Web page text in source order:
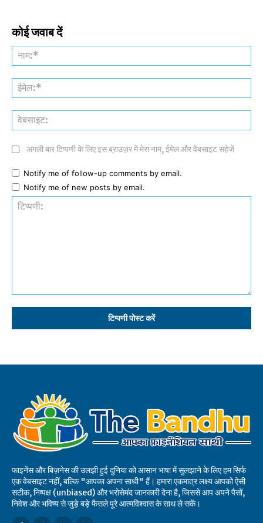
कोई जवाब दें
अगली बार टिप्पणी के लिए इस ब्राउज़र में मेरा नाम, ईमेल और वेबसाइट सहेजें
Notify me of follow-up comments by email.
Notify me of new posts by email.
फाइनेंस और बिज़नेस की उलझी हुई दुनिया को आसान भाषा में सुलझाने के लिए हम सिर्फ
एक वेबसाइट नहीं, बल्कि "आपका अपना साथी" हैं। हमारा एकमात्र लक्ष्य आपको ऐसी
सटीक, निष्पक्ष (unbiased) और भरोसेमंद जानकारी देना है, जिससे आप अपने पैसों,
निवेश और भविष्य से जुड़े बड़े फैसले पूरे आत्मविश्वास के साथ ले सकें।